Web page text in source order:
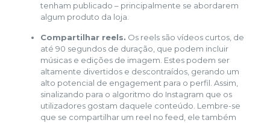
tenham publicado – principalmente se abordarem
algum produto da loja.
Compartilhar reels. Os reels são vídeos curtos, de
até 90 segundos de duração, que podem incluir
músicas e edições de imagem. Estes podem ser
altamente divertidos e descontraídos, gerando um
alto potencial de engagement para o perfil. Assim,
sinalizando para o algoritmo do Instagram que os
utilizadores gostam daquele conteúdo. Lembre-se
que se compartilhar um reel no feed, ele também